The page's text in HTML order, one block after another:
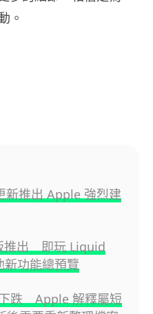
。
新推出 Apple 強烈建
推出 即玩 Liquid
功能總預覽
跌 Apple 解釋屬短